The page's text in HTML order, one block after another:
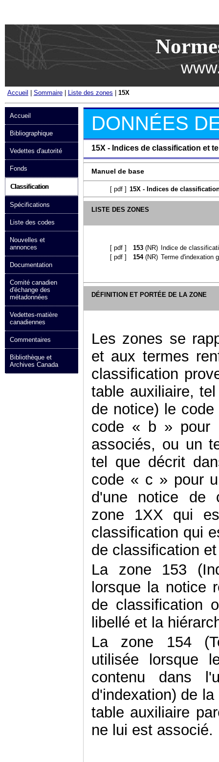
Accueil | Sommaire| Liste des zones | 15X
Accueil
Bibliographique
Vedettes d'autorité
Fonds
Classification
Spécifications
Liste des codes
Nouvelles et
annonces
Documentation
Comité canadien
d'échange des
métadonnées
Vedettes-matière
canadiennes
Commentaires
Bibliothèque et
Archives Canada
DONNÉES
15X - Indices de classification et
Manuel de base
[ pdf] 15X - Indices de
LISTE DES ZONES
[ pdf] 153 (NR) Indice de
[ pdf] 154 (NR) Terme d'indexation
DÉFINITION ET PORTÉE DE LA ZONE
Les zones se
et aux termes
classification
table auxiliaire,
de notice) le
code « b » pour
associés, ou un
tel que décrit
code « c » pour
d'une notice de
zone 1XX qui
classification qui
de classification
La zone 153
lorsque la notice
de classification
libellé et la
La zone 154
utilisée lorsque
contenu dans
d'indexation) de
table auxiliaire
ne lui est associé.